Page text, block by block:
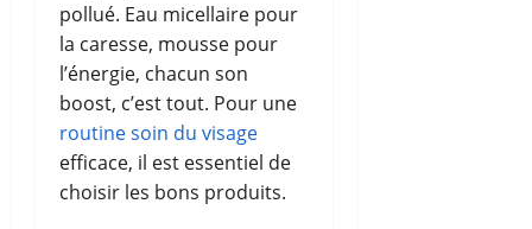
pollué. Eau micellaire pour
la caresse, mousse pour
l’énergie, chacun son
boost, c’est tout. Pour une
routine soin du visage
efficace, il est essentiel de
choisir les bons produits.